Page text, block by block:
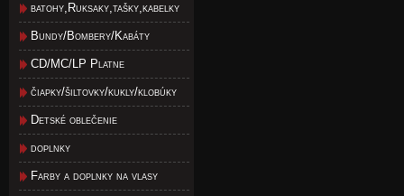
batohy,Ruksaky,tašky,kabelky
Bundy/Bombery/Kabáty
CD/MC/LP Platne
čiapky/šiltovky/kukly/klobúky
Detské oblečenie
doplnky
Farby a doplnky na vlasy